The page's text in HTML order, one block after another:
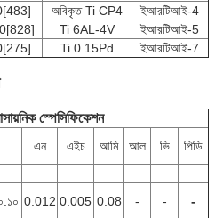
অবিকৃত Ti CP4
ইআরটিআই-4
Ti 6AL-4V
ইআরটিআই-5
Ti 0.15Pd ইআরটিআই-7
স্পেসিফিকেশন
এন এইচ আমি আল ভি
পিডি
0.012 0.005 0.08 - -
-